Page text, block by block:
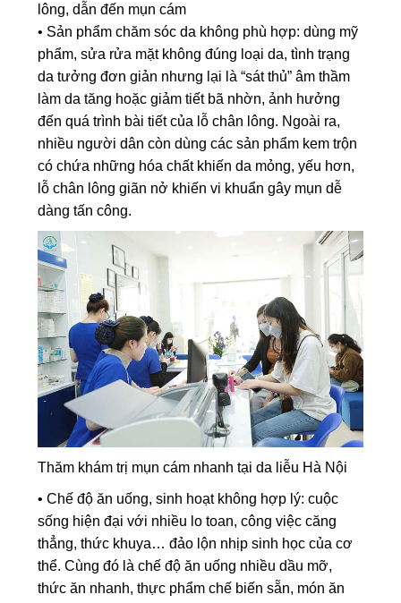
lông, dẫn đến mụn cám
• Sản phẩm chăm sóc da không phù hợp: dùng mỹ
phẩm, sửa rửa mặt không đúng loại da, tình trạng
da tưởng đơn giản nhưng lại là “sát thủ” âm thầm
làm da tăng hoặc giảm tiết bã nhờn, ảnh hưởng
đến quá trình bài tiết của lỗ chân lông. Ngoài ra,
nhiều người dân còn dùng các sản phẩm kem trộn
có chứa những hóa chất khiến da mỏng, yếu hơn,
lỗ chân lông giãn nở khiến vi khuẩn gây mụn dễ
dàng tấn công.
Thăm khám trị mụn cám nhanh tại da liễu Hà Nội
• Chế độ ăn uống, sinh hoạt không hợp lý: cuộc
sống hiện đại với nhiều lo toan, công việc căng
thẳng, thức khuya… đảo lộn nhịp sinh học của cơ
thể. Cùng đó là chế độ ăn uống nhiều dầu mỡ,
thức ăn nhanh, thực phẩm chế biến sẵn, món ăn